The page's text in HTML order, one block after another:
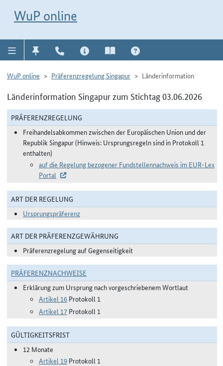
WuP online
WuP online Präferenzregelung Singapur Länderinformation
Länderinformation Singapur zum Stichtag 03.06.2026
PRÄFERENZREGELUNG
Freihandelsabkommen zwischen der Europäischen Union und der
Republik Singapur (Hinweis: Ursprungsregeln sind in Protokoll 1
enthalten)
auf die Regelung bezogener Fundstellennachweis im EUR-Lex
Portal
ART DER REGELUNG
Ursprungspräferenz
ART DER PRÄFERENZGEWÄHRUNG
Präferenzregelung auf Gegenseitigkeit
PRÄFERENZNACHWEISE
Erklärung zum Ursprung nach vorgeschriebenem Wortlaut
Artikel 16 Protokoll 1
Artikel 17 Protokoll 1
GÜLTIGKEITSFRIST
12 Monate
Artikel 19 Protokoll 1